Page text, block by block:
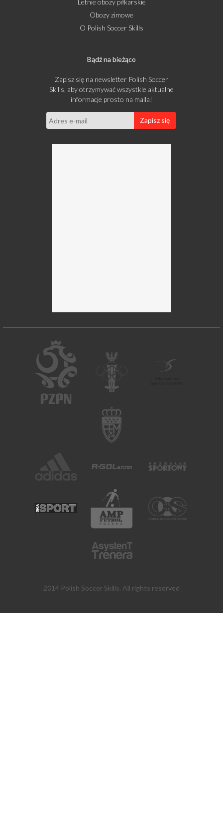
Letnie obozy piłkarskie
Obozy zimowe
O Polish Soccer Skills
Bądź na bieżąco
Zapisz się na newsletter Polish Soccer
Skills, aby otrzymywać wszystkie aktualne
informacje prosto na maila!
Zapisz się
2014 Polish Soccer Skills. All rights reserved